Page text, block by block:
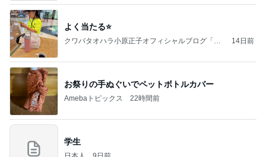
よく当たる⭐️
クワバタオハラ小原正子オフィシャルブログ「女
14日前
お祭りの手ぬぐいでペットボトルカバー
Amebaトピックス 22時間前
学生